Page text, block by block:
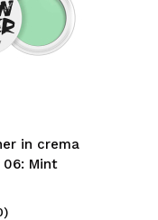
in crema
Mint